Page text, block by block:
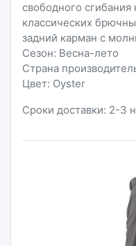
свободного
классических
задний карман с
Сезон: Весна-лето
Страна
Цвет: Oyster
Сроки доставки: 2-3